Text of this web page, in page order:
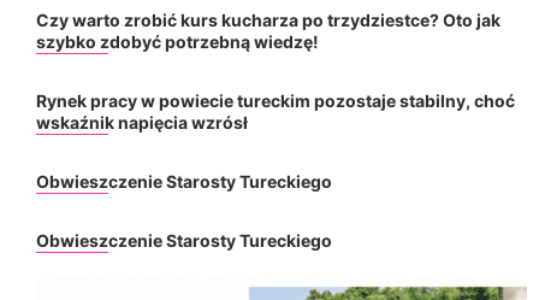
Czy warto zrobić kurs kucharza po trzydziestce? Oto jak
szybko zdobyć potrzebną wiedzę!
Rynek pracy w powiecie tureckim pozostaje stabilny, choć
wskaźnik napięcia wzrósł
Obwieszczenie Starosty Tureckiego
Obwieszczenie Starosty Tureckiego